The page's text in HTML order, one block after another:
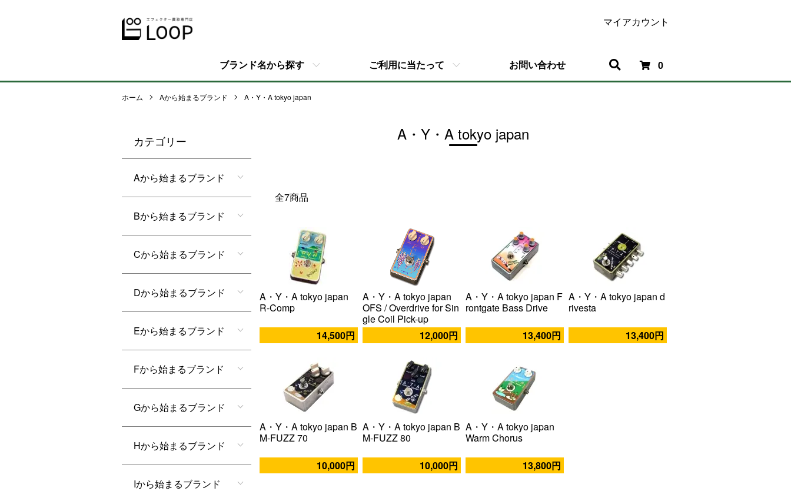
0
ブランド名から探す ご利用に当たって お問い合わせ
マイアカウント
ホーム Aから始まるブランド A・Y・A tokyo japan
A・Y・A tokyo japan
全7商品
A・Y・A tokyo japan
R-Comp
14,500円
A・Y・A tokyo japan
OFS / Overdrive for Sin
gle Coil Pick-up
12,000円
A・Y・A tokyo japan F
rontgate Bass Drive
13,400円
A・Y・A tokyo japan d
rivesta
13,400円
A・Y・A tokyo japan B
M-FUZZ 70
10,000円
A・Y・A tokyo japan B
M-FUZZ 80
10,000円
A・Y・A tokyo japan
Warm Chorus
13,800円
カテゴリー
Aから始まるブランド
Bから始まるブランド
Cから始まるブランド
Dから始まるブランド
Eから始まるブランド
Fから始まるブランド
Gから始まるブランド
Hから始まるブランド
Iから始まるブランド